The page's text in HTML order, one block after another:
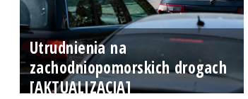
Utrudnienia na
zachodniopomorskich drogach
[AKTUALIZACJA]